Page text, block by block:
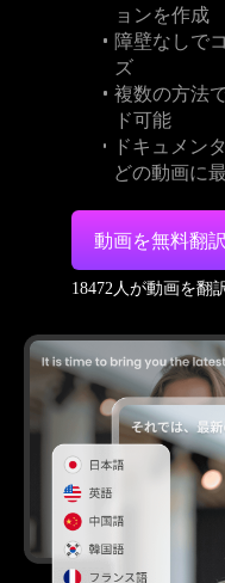
ョンを作成
障壁なしで
ズ
複数の方法
ド可能
ドキュメン
どの動画に
動画を無料翻訳
18473人が動画を翻